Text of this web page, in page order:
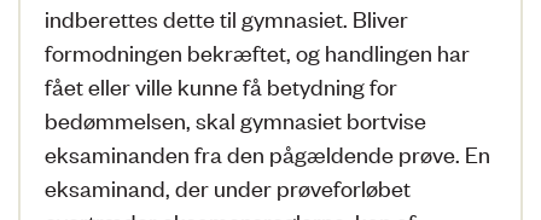
indberettes dette til gymnasiet. Bliver
formodningen bekræftet, og handlingen har
fået eller ville kunne få betydning for
bedømmelsen, skal gymnasiet bortvise
eksaminanden fra den pågældende prøve. En
eksaminand, der under prøveforløbet